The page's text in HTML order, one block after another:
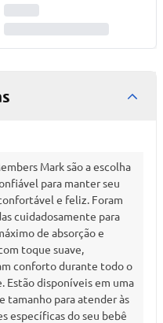
Mark são a escolha
para manter seu
e feliz. Foram
cuidadosamente para
de absorção e
toque suave,
conforto durante todo o
Estão disponíveis em uma
tamanho para atender às
específicas do seu bebê